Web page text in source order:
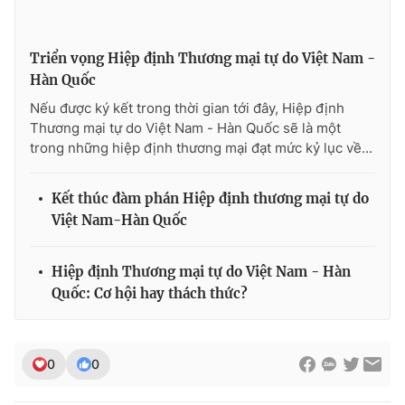
THỜI BÁO VTV
Cơ quan chủ quản:Đài Truyền hình Việt Nam
Giấy phép hoạt động báo in và báo điện tử số 483/GP-BTTTT
cấp ngày 29/12/2023
Phó Tổng Biên tập:
Nguyễn Trọng Ninh
Triển vọng Hiệp định Thương mại tự do Việt Nam -
Hàn Quốc
Nếu được ký kết trong thời gian tới đây, Hiệp định
Thương mại tự do Việt Nam - Hàn Quốc sẽ là một
trong những hiệp định thương mại đạt mức kỷ lục về...
Kết thúc đàm phán Hiệp định thương mại tự do
Việt Nam-Hàn Quốc
Hiệp định Thương mại tự do Việt Nam - Hàn
Quốc: Cơ hội hay thách thức?
0 0